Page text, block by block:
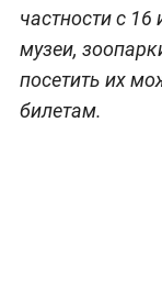
частности с 16
музеи,
посетить их
билетам.